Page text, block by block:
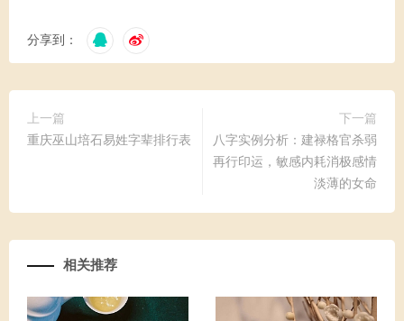
分享到：
上一篇
重庆巫山培石易姓字辈排行表
下一篇
八字实例分析：建禄格官杀弱
再行印运，敏感内耗消极感情
淡薄的女命
相关推荐